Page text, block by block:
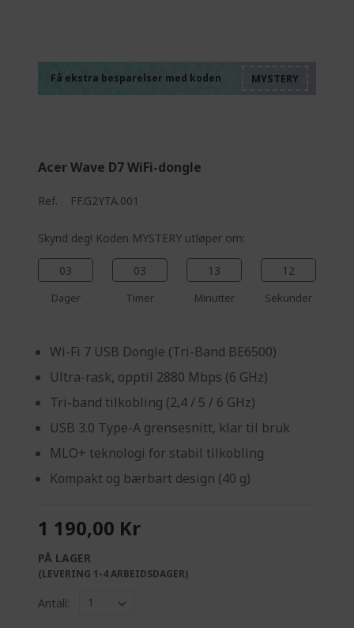
Få ekstra besparelser med koden
Acer Wave D7 WiFi-dongle
Ref. FF.G2YTA.001
Skynd deg! Koden MYSTERY utløper om:
03
Dager
03
Timer
13
Minutter
11
Sekunder
Wi-Fi 7 USB Dongle (Tri-Band BE6500)
Ultra-rask, opptil 2880 Mbps (6 GHz)
Tri-band tilkobling (2,4 / 5 / 6 GHz)
USB 3.0 Type-A grensesnitt, klar til bruk
MLO+ teknologi for stabil tilkobling
Kompakt og bærbart design (40 g)
1 190,00 Kr
PÅ LAGER
(LEVERING 1-4 ARBEIDSDAGER)
Antall: